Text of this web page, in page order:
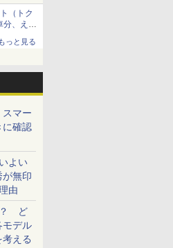
（トク
分、えき
もっと見る
マー
に確認
よい
が無印
由
？ ど
デル
える